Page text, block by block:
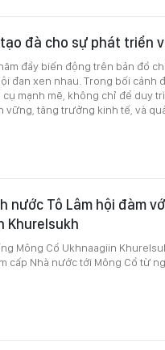
đà cho sự phát triển
đầy biến động trên bản đồ
đan xen nhau. Trong bối cảnh
mạnh mẽ, không chỉ để duy
vững, tăng trưởng kinh tế, và
nước Tô Lâm hội đàm
Khurelsukh
Mông Cổ Ukhnaagiin
cấp Nhà nước tới Mông Cổ từ